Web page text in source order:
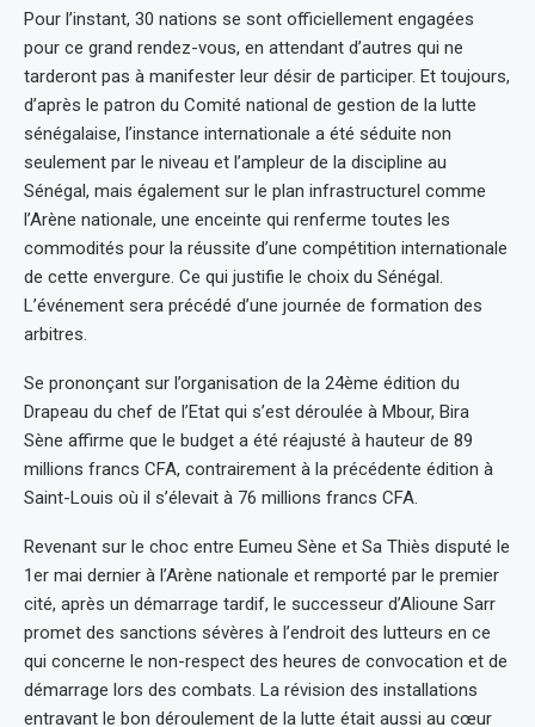
Pour l’instant, 30 nations se sont officiellement engagées
pour ce grand rendez-vous, en attendant d’autres qui ne
tarderont pas à manifester leur désir de participer. Et toujours,
d’après le patron du Comité national de gestion de la lutte
sénégalaise, l’instance internationale a été séduite non
seulement par le niveau et l’ampleur de la discipline au
Sénégal, mais également sur le plan infrastructurel comme
l’Arène nationale, une enceinte qui renferme toutes les
commodités pour la réussite d’une compétition internationale
de cette envergure. Ce qui justifie le choix du Sénégal.
L’événement sera précédé d’une journée de formation des
arbitres.
Se prononçant sur l’organisation de la 24ème édition du
Drapeau du chef de l’Etat qui s’est déroulée à Mbour, Bira
Sène affirme que le budget a été réajusté à hauteur de 89
millions francs CFA, contrairement à la précédente édition à
Saint-Louis où il s’élevait à 76 millions francs CFA.
Revenant sur le choc entre Eumeu Sène et Sa Thiès disputé le
1er mai dernier à l’Arène nationale et remporté par le premier
cité, après un démarrage tardif, le successeur d’Alioune Sarr
promet des sanctions sévères à l’endroit des lutteurs en ce
qui concerne le non-respect des heures de convocation et de
démarrage lors des combats. La révision des installations
entravant le bon déroulement de la lutte était aussi au cœur